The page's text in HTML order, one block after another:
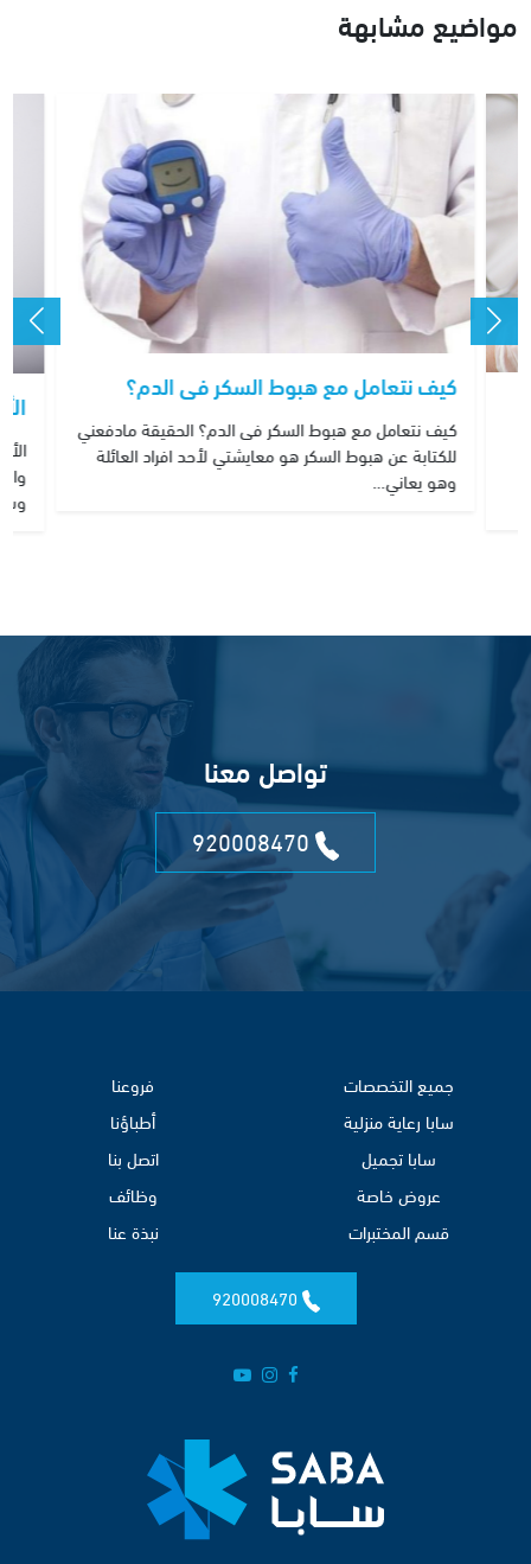
مواضيع مشابهة
كيف نتعامل مع هبوط السكر فى الدم؟
كيف نتعامل مع هبوط السكر فى الدم؟ الحقيقة مادفعني
للكتابة عن هبوط السكر هو معايشتي لأحد افراد العائلة
وهو يعاني…
تواصل معنا
جميع التخصصات
سابا رعاية منزلية
سابا تجميل
عروض خاصة
قسم المختبرات
فروعنا
أطباؤنا
اتصل بنا
وظائف
نبذة عنا